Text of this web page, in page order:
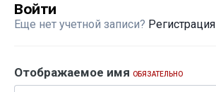
Войти
Еще нет учетной записи? Регистрация
Отображаемое имя ОБЯЗАТЕЛЬНО